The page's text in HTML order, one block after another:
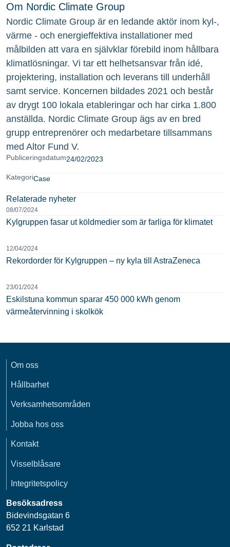
Publiceringsdatum24/02/2023
KategoriCase
Relaterade nyheter
08/07/2024
Kylgruppen fasar ut köldmedier som är farliga för klimatet
12/04/2024
Rekordorder för Kylgruppen – ny kyla till AstraZeneca
23/01/2024
Eskilstuna kommun sparar 450 000 kWh genom
värmeåtervinning i skolkök
Om Nordic Climate Group
Nordic Climate Group är en ledande aktör inom kyl-,
värme - och energieffektiva installationer med
målbilden att vara en självklar förebild inom hållbara
klimatlösningar. Vi tar ett helhetsansvar från idé,
projektering, installation och leverans till underhåll
samt service. Koncernen bildades 2021 och består
av drygt 100 lokala etableringar och har cirka 1.800
anställda. Nordic Climate Group ägs av en bred
grupp entreprenörer och medarbetare tillsammans
med Altor Fund V.
Om oss
Hållbarhet
Verksamhetsområden
Jobba hos oss
Kontakt
Visselblåsare
Integritetspolicy
Besöksadress
Bidevindsgatan 6
652 21 Karlstad